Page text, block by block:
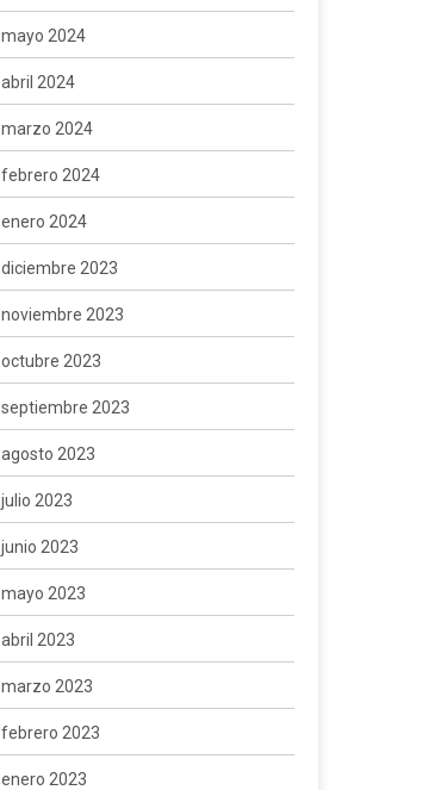
mayo 2024
abril 2024
marzo 2024
febrero 2024
enero 2024
diciembre 2023
noviembre 2023
octubre 2023
septiembre 2023
agosto 2023
julio 2023
junio 2023
mayo 2023
abril 2023
marzo 2023
febrero 2023
enero 2023